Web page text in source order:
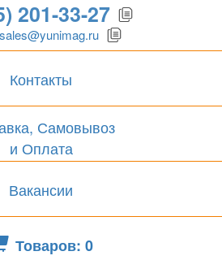
201-33-27
sales@yunimag.ru
Контакты
Самовывоз
и Оплата
Вакансии
Товаров: 0